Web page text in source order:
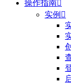
操作指南
实例 